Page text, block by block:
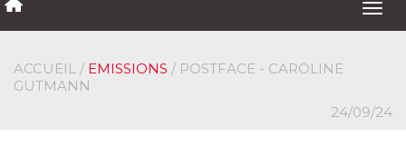
ACCUEIL / EMISSIONS / POSTFACE - CAROLINE
GUTMANN
24/09/24